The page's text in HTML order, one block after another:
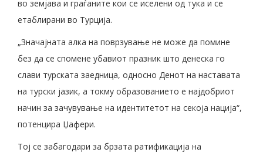
во земјава и граѓаните кои се иселени од тука и се
етаблирани во Турција.
„Значајната алка на поврзување не може да помине
без да се спомене убавиот празник што денеска го
слави турската заедница, односно Денот на наставата
на турски јазик, а токму образованието е најдобриот
начин за зачувување на идентитетот на секоја нација“,
потенцира Џафери.
Тој се забагодари за брзата ратификација на